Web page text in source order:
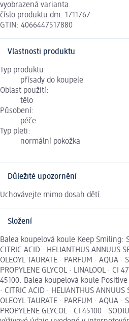
vyobrazená varianta.
číslo produktu dm: 1711767
GTIN: 4066447517880
Vlastnosti produktu
Typ produktu:
přísady do koupele
Oblast použití:
tělo
Působení:
péče
Typ pleti:
normální pokožka
Důležité upozornění
Uchovávejte mimo dosah dětí.
Složení
Balea koupelová koule Keep Smiling:
CITRIC ACID · HELIANTHUS ANNUUS
OLEOYL TAURATE · PARFUM · AQUA ·
PROPYLENE GLYCOL · LINALOOL · CI
45100. Balea koupelová koule Positive
· CITRIC ACID · HELIANTHUS ANNUUS
OLEOYL TAURATE · PARFUM · AQUA ·
PROPYLENE GLYCOL · CI 45100 ·